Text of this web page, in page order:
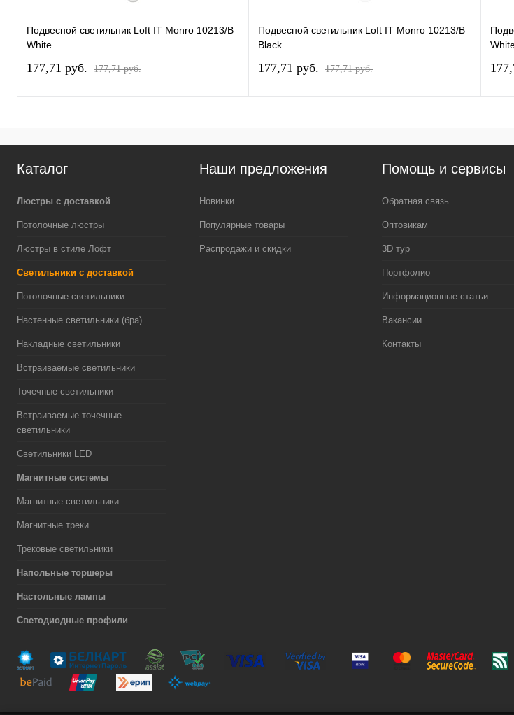
Подвесной светильник Loft IT Monro 10213/B
White
177,71 pуб. 177,71 pуб.
Подвесной светильник Loft IT Monro 10213/B
Black
177,71 pуб. 177,71 pуб.
Каталог
Люстры с доставкой
Потолочные люстры
Люстры в стиле Лофт
Светильники с доставкой
Потолочные светильники
Настенные светильники (бра)
Накладные светильники
Встраиваемые светильники
Точечные светильники
Встраиваемые точечные
светильники
Светильники LED
Магнитные системы
Магнитные светильники
Магнитные треки
Трековые светильники
Напольные торшеры
Настольные лампы
Светодиодные профили
Наши предложения
Новинки
Популярные товары
Распродажи и скидки
Помощь и сервисы
Обратная связь
Оптовикам
3D тур
Портфолио
Информационные статьи
Вакансии
Контакты